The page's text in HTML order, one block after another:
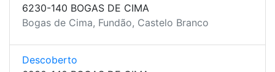
6230-140 BOGAS DE CIMA
Bogas de Cima, Fundão, Castelo Branco
Descoberto